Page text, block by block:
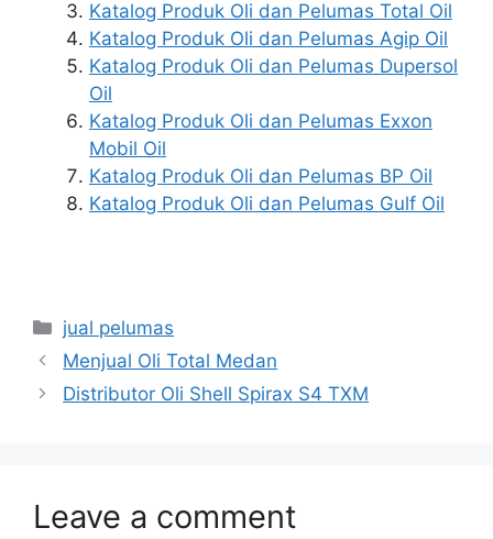
Katalog Produk Oli dan Pelumas Total Oil
Katalog Produk Oli dan Pelumas Agip Oil
Katalog Produk Oli dan Pelumas Dupersol
Oil
Katalog Produk Oli dan Pelumas Exxon
Mobil Oil
Katalog Produk Oli dan Pelumas BP Oil
Katalog Produk Oli dan Pelumas Gulf Oil
jual pelumas
Menjual Oli Total Medan
Distributor Oli Shell Spirax S4 TXM
Leave a comment